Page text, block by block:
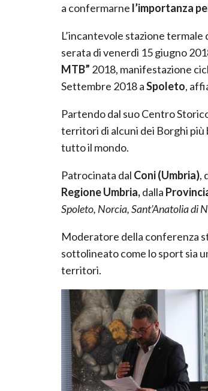
a confermarne l’importanza
L’incantevole stazione termale
serata di venerdì 15 giugno
MTB” 2018, manifestazione
Settembre 2018 aSpoleto,
Partendo dal suo Centro
territori di alcuni dei Borghi più
tutto il mondo.
Patrocinata dal Coni (Umbria),
Regione Umbria,dalla
Spoleto, Norcia, Sant’Anatolia di
Moderatore della conferenza
sottolineato come lo sport sia
territori.